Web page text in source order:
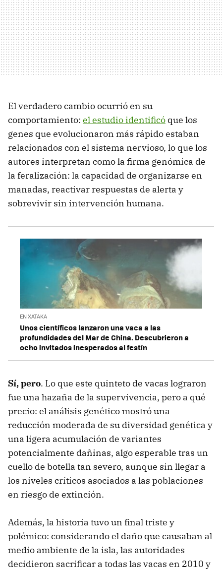
El verdadero cambio ocurrió en su
comportamiento: el estudio identificó que los
genes que evolucionaron más rápido estaban
relacionados con el sistema nervioso, lo que los
autores interpretan como la firma genómica de
la feralización: la capacidad de organizarse en
manadas, reactivar respuestas de alerta y
sobrevivir sin intervención humana.
EN XATAKA
Unos científicos lanzaron una vaca a las
profundidades del Mar de China. Descubrieron a
ocho invitados inesperados al festín
Sí, pero. Lo que este quinteto de vacas lograron
fue una hazaña de la supervivencia, pero a qué
precio: el análisis genético mostró una
reducción moderada de su diversidad genética y
una ligera acumulación de variantes
potencialmente dañinas, algo esperable tras un
cuello de botella tan severo, aunque sin llegar a
los niveles críticos asociados a las poblaciones
en riesgo de extinción.
Además, la historia tuvo un final triste y
polémico: considerando el daño que causaban al
medio ambiente de la isla, las autoridades
decidieron sacrificar a todas las vacas en 2010 y